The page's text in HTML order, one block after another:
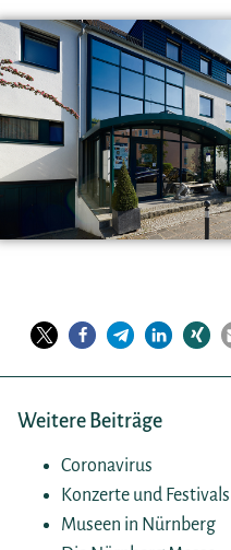
Weitere Beiträge
Coronavirus
Konzerte und Festivals
Museen in Nürnberg